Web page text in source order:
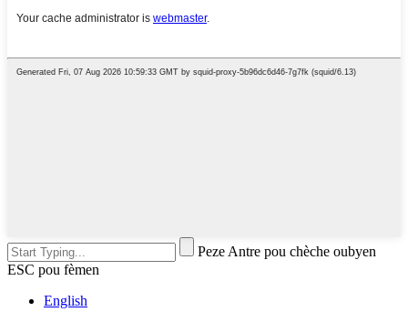
Peze Antre pou chèche oubyen
ESC pou fèmen
English